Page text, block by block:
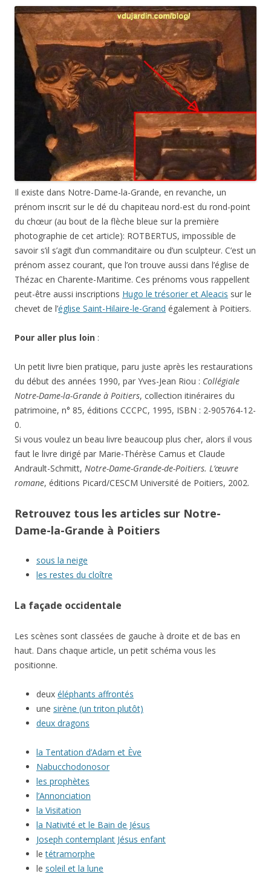
Il existe dans Notre-Dame-la-Grande, en revanche, un
prénom inscrit sur le dé du chapiteau nord-est du rond-point
du chœur (au bout de la flèche bleue sur la première
photographie de cet article): ROTBERTUS, impossible de
savoir s’il s’agit d’un commanditaire ou d’un sculpteur. C’est un
prénom assez courant, que l’on trouve aussi dans l’église de
Thézac en Charente-Maritime. Ces prénoms vous rappellent
peut-être aussi inscriptions Hugo le trésorier et Aleacis sur le
chevet de l’église Saint-Hilaire-le-Grand également à Poitiers.
Pour aller plus loin :
Un petit livre bien pratique, paru juste après les restaurations
du début des années 1990, par Yves-Jean Riou : Collégiale
Notre-Dame-la-Grande à Poitiers, collection itinéraires du
patrimoine, n° 85, éditions CCCPC, 1995, ISBN : 2-905764-12-
0.
Si vous voulez un beau livre beaucoup plus cher, alors il vous
faut le livre dirigé par Marie-Thérèse Camus et Claude
Andrault-Schmitt, Notre-Dame-Grande-de-Poitiers. L’œuvre
romane, éditions Picard/CESCM Université de Poitiers, 2002.
Retrouvez tous les articles sur Notre-
Dame-la-Grande à Poitiers
sous la neige
les restes du cloître
La façade occidentale
Les scènes sont classées de gauche à droite et de bas en
haut. Dans chaque article, un petit schéma vous les
positionne.
deux éléphants affrontés
une sirène (un triton plutôt)
deux dragons
la Tentation d’Adam et Ève
Nabucchodonosor
les prophètes
l’Annonciation
la Visitation
la Nativité et le Bain de Jésus
Joseph contemplant Jésus enfant
letétramorphe
le soleil et la lune